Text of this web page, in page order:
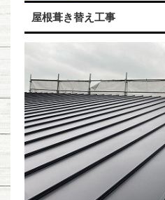
屋根葺き替え工事